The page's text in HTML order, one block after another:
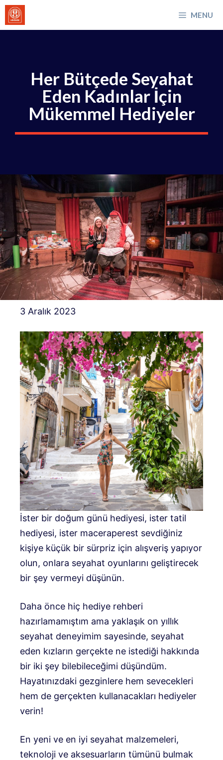
İçeriğe
atla
MENU
Her Bütçede Seyahat
Eden Kadınlar İçin
Mükemmel Hediyeler
3 Aralık 2023
İster bir doğum günü hediyesi, ister tatil
hediyesi, ister maceraperest sevdiğiniz
kişiye küçük bir sürpriz için alışveriş yapıyor
olun, onlara seyahat oyunlarını geliştirecek
bir şey vermeyi düşünün.
Daha önce hiç hediye rehberi
hazırlamamıştım ama yaklaşık on yıllık
seyahat deneyimim sayesinde, seyahat
eden kızların gerçekte ne istediği hakkında
bir iki şey bilebileceğimi düşündüm.
Hayatınızdaki gezginlere hem sevecekleri
hem de gerçekten kullanacakları hediyeler
verin!
En yeni ve en iyi seyahat malzemeleri,
teknoloji ve aksesuarların tümünü bulmak